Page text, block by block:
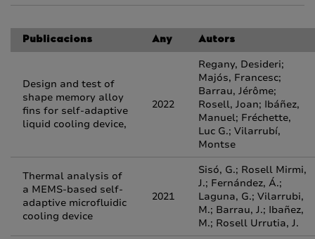
Publicacions Any Autors
Design and test of
shape memory alloy
fins for self-adaptive
liquid cooling device,
2022
Regany, Desideri;
Majós, Francesc;
Barrau, Jérôme;
Rosell, Joan; Ibáñez,
Manuel; Fréchette,
Luc G.; Vilarrubí,
Montse
Thermal analysis of
a MEMS-based self-
adaptive microfluidic
cooling device
2021
Sisó, G.; Rosell Mirmi,
J.; Fernández, Á.;
Laguna, G.; Vilarrubi,
M.; Barrau, J.; Ibañez,
M.; Rosell Urrutia, J.